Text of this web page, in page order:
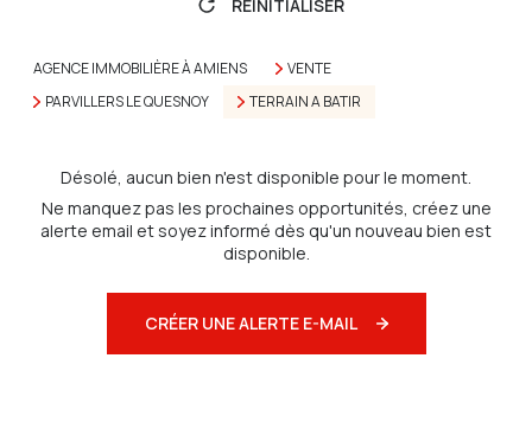
RÉINITIALISER
AGENCE IMMOBILIÈRE À AMIENS
VENTE
PARVILLERS LE QUESNOY
TERRAIN A BATIR
Désolé, aucun bien n'est disponible pour le moment.
Ne manquez pas les prochaines opportunités, créez une
alerte email et soyez informé dès qu'un nouveau bien est
disponible.
CRÉER UNE ALERTE E-MAIL